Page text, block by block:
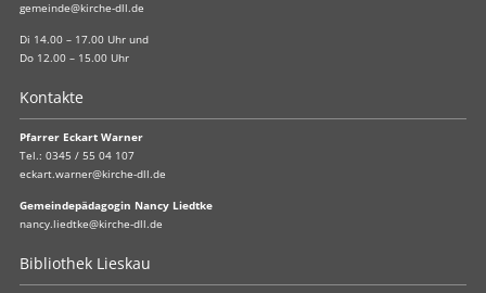
gemeinde@kirche-dll.de
Di 14.00 – 17.00 Uhr und
Do 12.00 – 15.00 Uhr
Kontakte
Pfarrer Eckart Warner
Tel.: 0345 / 55 04 107
eckart.warner@kirche-dll.de
Gemeindepädagogin Nancy Liedtke
nancy.liedtke@kirche-dll.de
Bibliothek Lieskau